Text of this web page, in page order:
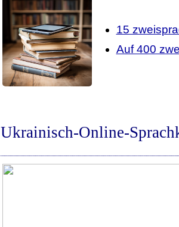
15
Auf 400
Ukrainisch-Online-